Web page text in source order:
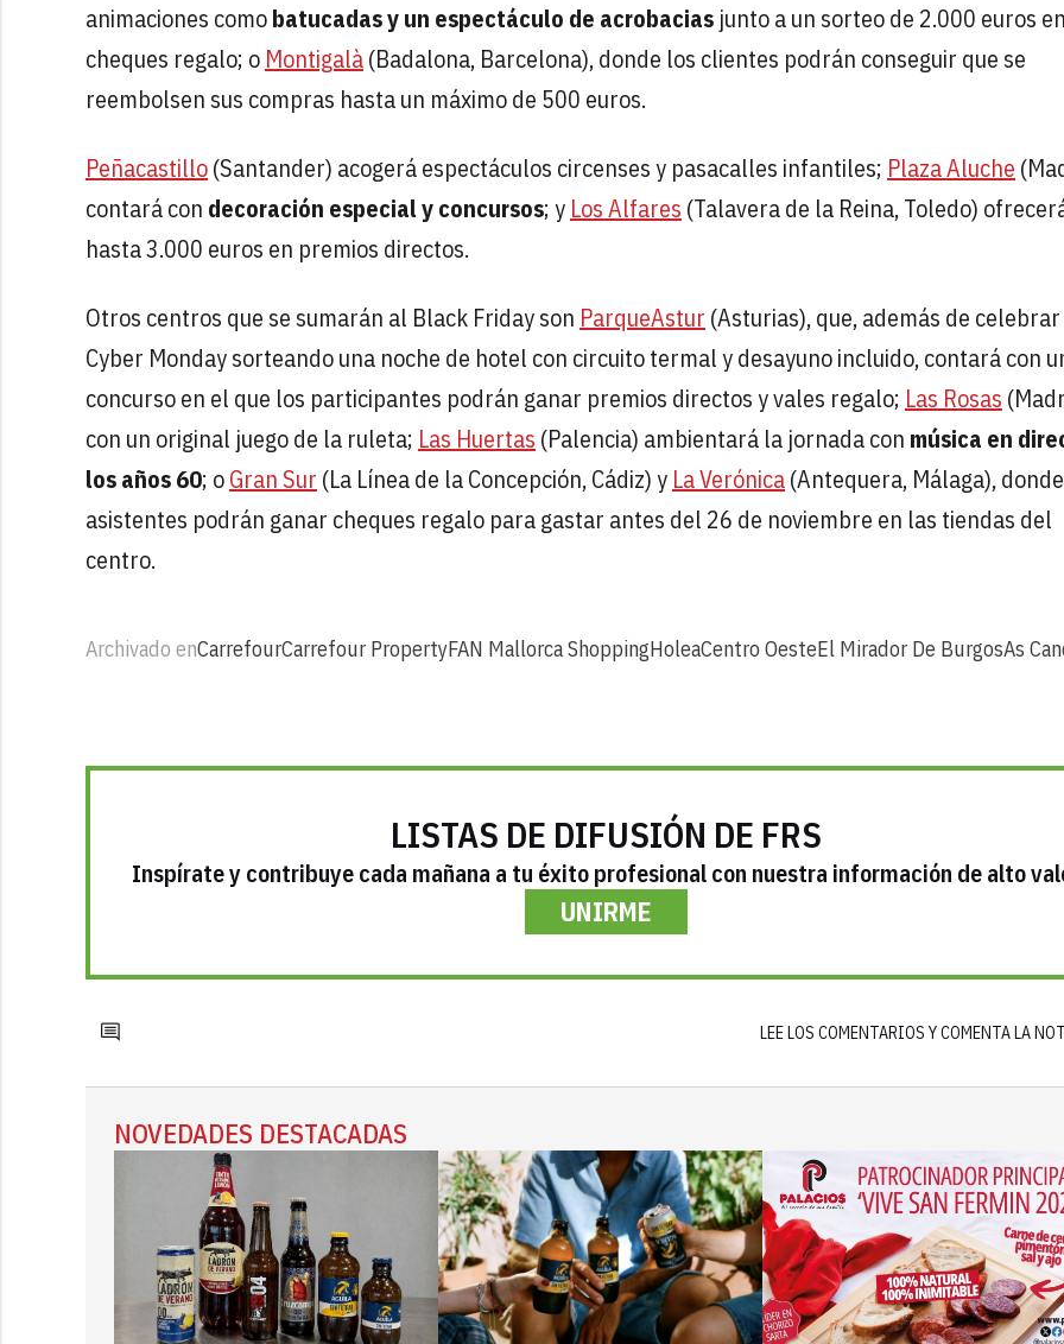
animaciones comobatucadas y un espectáculo de acrobacias junto a un sorteo de 2.000 euros en
cheques regalo; o Montigalà(Badalona, Barcelona), donde los clientes podrán conseguir que se
reembolsen sus compras hasta un máximo de 500 euros.
Peñacastillo(Santander) acogerá espectáculos circenses y pasacalles infantiles; Plaza Aluche
contará con decoración especial y concursos; y Los Alfares (Talavera de la Reina, Toledo)
hasta 3.000 euros en premios directos.
Otros centros que se sumarán al Black Friday son ParqueAstur (Asturias), que, además de
Cyber Monday sorteando una noche de hotel con circuito termal y desayuno incluido, contará con
concurso en el que los participantes podrán ganar premios directos y vales regalo; Las Rosas
con un original juego de la ruleta; Las Huertas (Palencia) ambientará la jornada con música en
los años 60; oGran Sur (La Línea de la Concepción, Cádiz) y La Verónica(Antequera, Málaga),
asistentes podrán ganar cheques regalo para gastar antes del 26 de noviembre en las tiendas del
centro.
Archivado enCarrefourCarrefour PropertyFAN Mallorca ShoppingHoleaCentro OesteEl Mirador De BurgosAs
LISTAS DE DIFUSIÓN DE FRS
Inspírate y contribuye cada mañana a tu éxito profesional con nuestra información de alto
UNIRME
LEE LOS COMENTARIOS Y COMENTA LA
NOVEDADES DESTACADAS